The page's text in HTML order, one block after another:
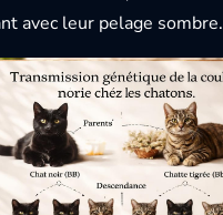
avec leur pelage sombre.